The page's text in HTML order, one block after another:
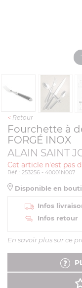
< Retour
Fourchette à
FORGÉ INOX
ALAIN SAINT
Cet article n'est pas
Réf. : 253256 - 40001N007
Disponible en
Infos
Infos retour
En savoir plus sur ce